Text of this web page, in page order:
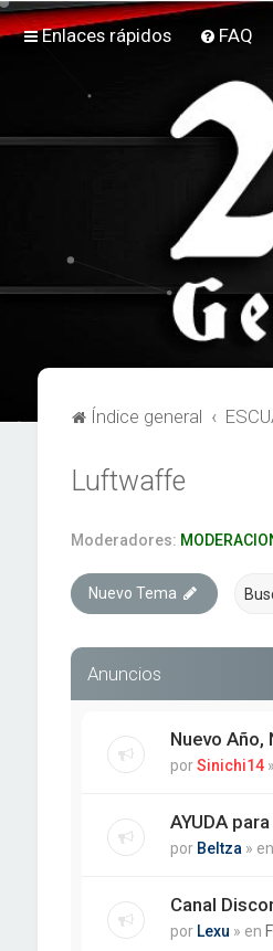
Enlaces rápidos FAQ
Índice general
Luftwaffe
Moderadores:
Nuevo Tema
Anuncios
Nuevo Año,
porSinichi14
AYUDA
por Beltza » en
Canal
por Lexu » en